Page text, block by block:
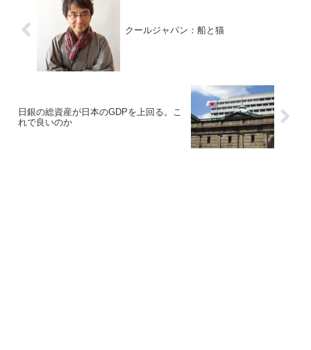
クールジャパン：船と猫
日銀の総資産が日本のGDPを上回る。こ
れで良いのか